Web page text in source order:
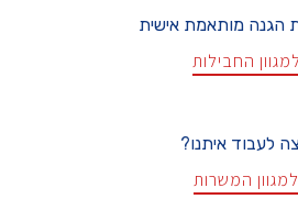
מותאמת אישית
למגוון החבילות
לעבוד איתנו?
למגוון המשרות